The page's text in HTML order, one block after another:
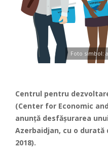
Foto simbol:
Centrul pentru
(Center for Economic
anunță desfășurarea
Azerbaidjan, cu o
2018).